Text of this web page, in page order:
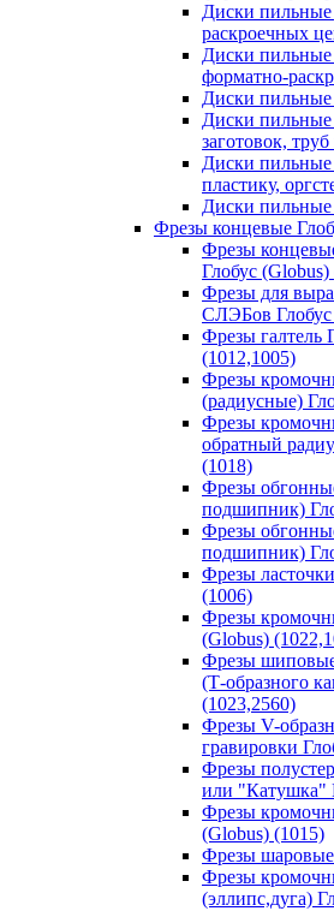
Диски
раскроечных
Диски пильные
форматно-
Диски пильные
Диски
заготовок,
Диски
пластику,
Диски пильные
Фрезы концевые
Фрезы
Глобус
Фрезы для
СЛЭБов Глобус
Фрезы галтель
(1012,1005)
Фрезы
(радиусные)
Фрезы
обратный
(1018)
Фрезы
подшипник)
Фрезы
подшипник)
Фрезы
(1006)
Фрезы
(Globus)
Фрезы
(Т-образного
(1023,2560)
Фрезы V-
гравировки
Фрезы
или "Катушка"
Фрезы
(Globus) (1015)
Фрезы шаровые
Фрезы
(эллипс,дуга)